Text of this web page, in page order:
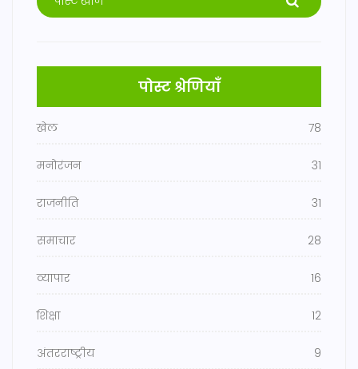
पोस्ट श्रेणियाँ
खेल 78
मनोरंजन 31
राजनीति 31
समाचार 28
व्यापार 16
शिक्षा 12
अंतरराष्ट्रीय 9